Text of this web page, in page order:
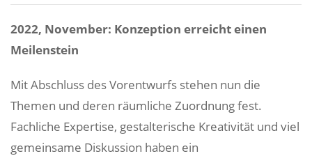
2022, November: Konzeption erreicht einen
Meilenstein
Mit Abschluss des Vorentwurfs stehen nun die
Themen und deren räumliche Zuordnung fest.
Fachliche Expertise, gestalterische Kreativität und viel
gemeinsame Diskussion haben ein